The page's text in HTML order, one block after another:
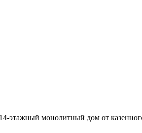
монолитный дом от